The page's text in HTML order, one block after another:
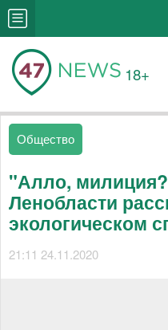
18+
Общество
"Алло,
Ленобласти
экологическом
21:11 24.11.2020